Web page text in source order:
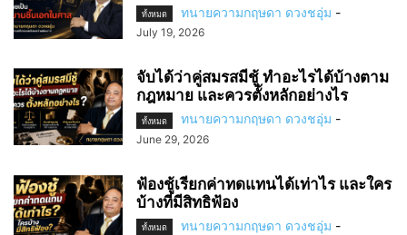
ทั้งหมด ทนายความกฤษดา ดวงชอุ่ม -
July 19, 2026
จับได้ว่าคู่สมรสมีชู้ ทำอะไรได้บ้างตาม
กฎหมาย และควรตั้งหลักอย่างไร
ทั้งหมด ทนายความกฤษดา ดวงชอุ่ม -
June 29, 2026
ฟ้องชู้เรียกค่าทดแทนได้เท่าไร และใคร
บ้างที่มีสิทธิฟ้อง
ทั้งหมด ทนายความกฤษดา ดวงชอุ่ม -